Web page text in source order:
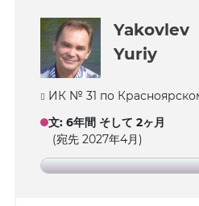
Yakovlev
Yuriy
ИК № 31 по
文: 6年間 そして 2ヶ月
(宛先 2027年4月)